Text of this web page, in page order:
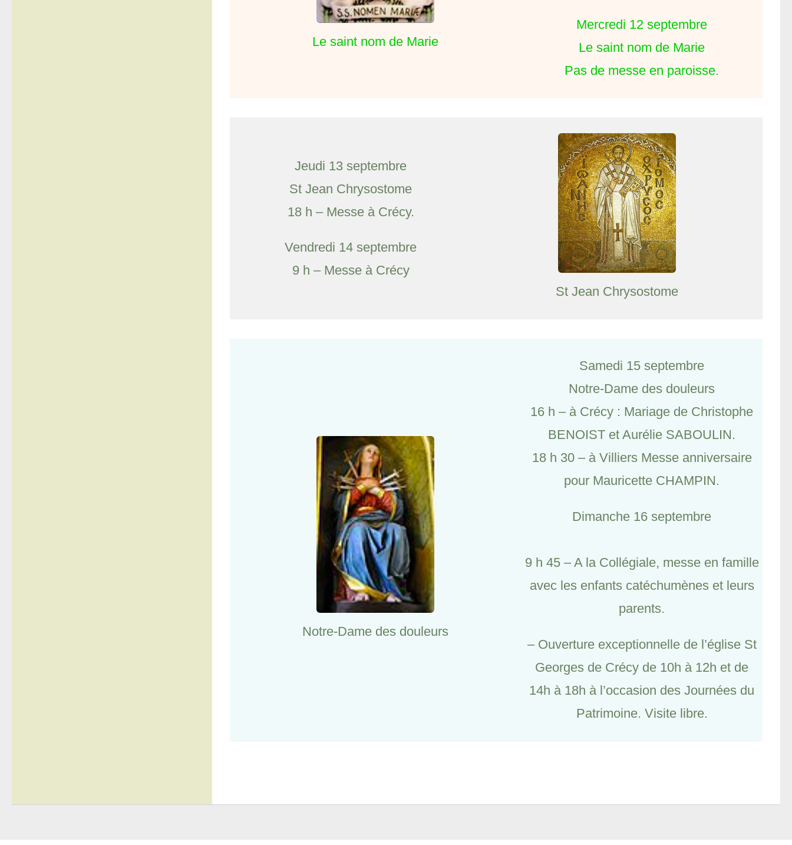
Le saint nom de Marie
Mercredi 12 septembre
Le saint nom de Marie
Pas de messe en paroisse.
Jeudi 13 septembre
St Jean Chrysostome
18 h – Messe à Crécy.
Vendredi 14 septembre
9 h – Messe à Crécy
St Jean Chrysostome
Notre-Dame des douleurs
Samedi 15 septembre
Notre-Dame des douleurs
16 h – à Crécy : Mariage de Christophe
BENOIST et Aurélie SABOULIN.
18 h 30 – à Villiers Messe anniversaire
pour Mauricette CHAMPIN.
Dimanche 16 septembre
9 h 45 – A la Collégiale, messe en famille
avec les enfants catéchumènes et leurs
parents.
– Ouverture exceptionnelle de l’église St
Georges de Crécy de 10h à 12h et de
14h à 18h à l’occasion des Journées du
Patrimoine. Visite libre.